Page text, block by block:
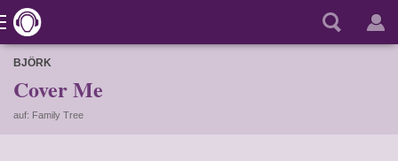
BJÖRK
Cover Me
auf: Family Tree